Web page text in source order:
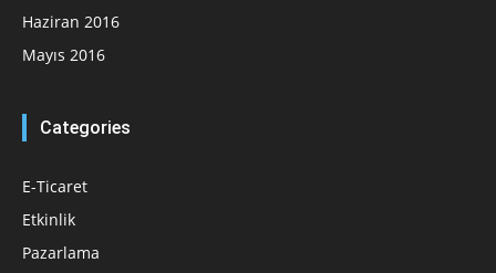
Haziran 2016
Mayıs 2016
Categories
E-Ticaret
Etkinlik
Pazarlama